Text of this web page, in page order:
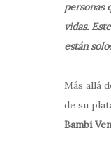
personas
vidas.
están
Más allá
de su
Bambi